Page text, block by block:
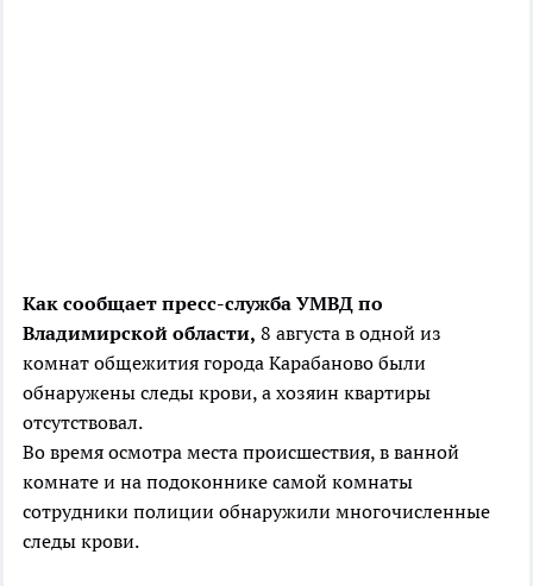
Как сообщает пресс-служба УМВД по
Владимирской области, 8 августа в одной из
комнат общежития города Карабаново были
обнаружены следы крови, а хозяин квартиры
отсутствовал.
Во время осмотра места происшествия, в ванной
комнате и на подоконнике самой комнаты
сотрудники полиции обнаружили многочисленные
следы крови.